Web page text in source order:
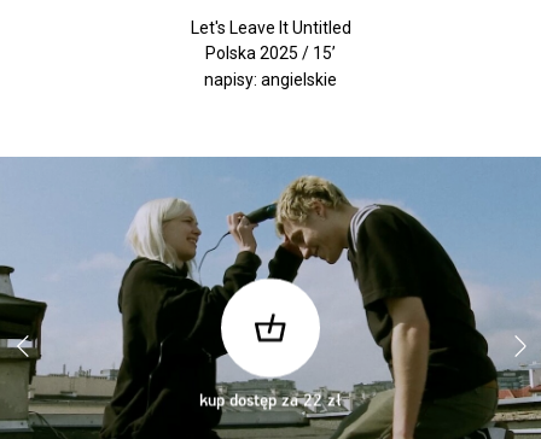
Let's Leave It Untitled
Polska 2025 / 15’
napisy: angielskie
kup dostęp za 22 zł